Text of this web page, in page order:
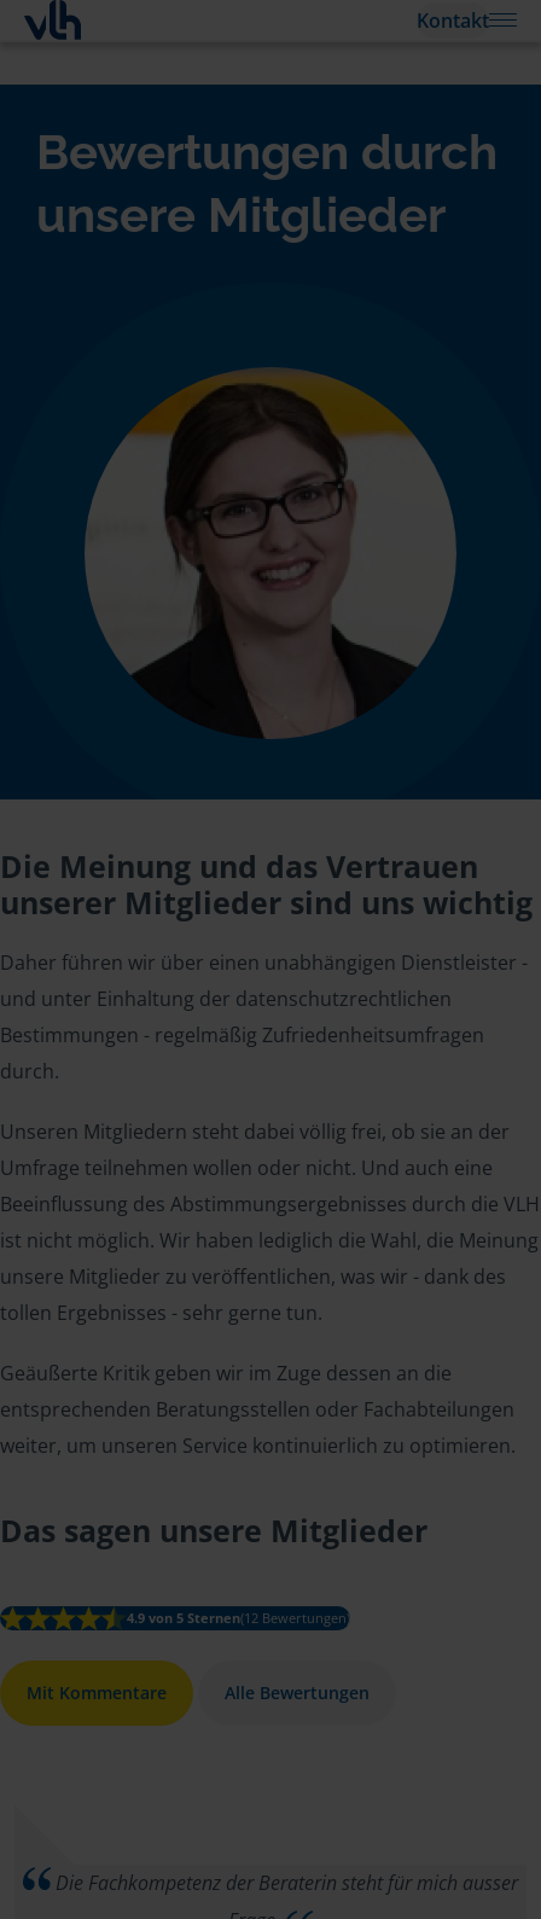
Kontakt
Bewertungen durch
unsere Mitglieder
Die Meinung und das Vertrauen
unserer Mitglieder sind uns wichtig
Daher führen wir über einen unabhängigen Dienstleister -
und unter Einhaltung der datenschutzrechtlichen
Bestimmungen - regelmäßig Zufriedenheitsumfragen
durch.
Unseren Mitgliedern steht dabei völlig frei, ob sie an der
Umfrage teilnehmen wollen oder nicht. Und auch eine
Beeinflussung des Abstimmungsergebnisses durch die VLH
ist nicht möglich. Wir haben lediglich die Wahl, die Meinung
unsere Mitglieder zu veröffentlichen, was wir - dank des
tollen Ergebnisses - sehr gerne tun.
Geäußerte Kritik geben wir im Zuge dessen an die
entsprechenden Beratungsstellen oder Fachabteilungen
weiter, um unseren Service kontinuierlich zu optimieren.
Das sagen unsere Mitglieder
4.9 von 5 Sternen(12 Bewertungen)
Mit Kommentare Alle Bewertungen
Die Fachkompetenz der Beraterin steht für mich ausser